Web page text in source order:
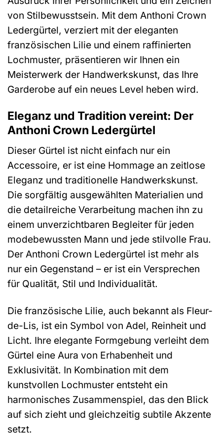
von Stilbewusstsein. Mit dem Anthoni Crown
Ledergürtel, verziert mit der eleganten
französischen Lilie und einem raffinierten
Lochmuster, präsentieren wir Ihnen ein
Meisterwerk der Handwerkskunst, das Ihre
Garderobe auf ein neues Level heben wird.
Eleganz und Tradition vereint: Der
Anthoni Crown Ledergürtel
Dieser Gürtel ist nicht einfach nur ein
Accessoire, er ist eine Hommage an zeitlose
Eleganz und traditionelle Handwerkskunst.
Die sorgfältig ausgewählten Materialien und
die detailreiche Verarbeitung machen ihn zu
einem unverzichtbaren Begleiter für jeden
modebewussten Mann und jede stilvolle Frau.
Der Anthoni Crown Ledergürtel ist mehr als
nur ein Gegenstand – er ist ein Versprechen
für Qualität, Stil und Individualität.
Die französische Lilie, auch bekannt als Fleur-
de-Lis, ist ein Symbol von Adel, Reinheit und
Licht. Ihre elegante Formgebung verleiht dem
Gürtel eine Aura von Erhabenheit und
Exklusivität. In Kombination mit dem
kunstvollen Lochmuster entsteht ein
harmonisches Zusammenspiel, das den Blick
auf sich zieht und gleichzeitig subtile Akzente
setzt.